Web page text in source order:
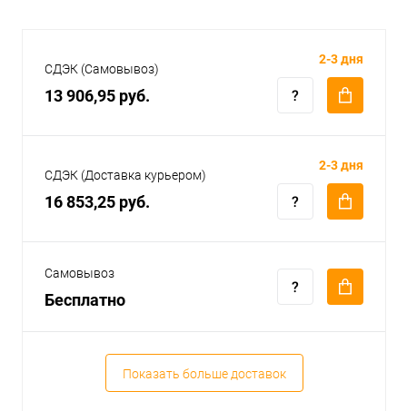
СДЭК (Самовывоз)
13 906,95 руб.
2-3 дня
СДЭК (Доставка курьером)
16 853,25 руб.
2-3 дня
Самовывоз
Бесплатно
Показать больше доставок